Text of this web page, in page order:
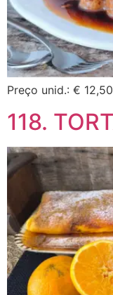
Preço unid.: € 12,50
118.